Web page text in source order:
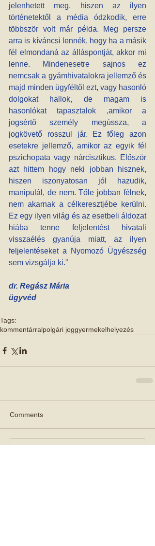
jelenhetett meg, hiszen az ilyen
történetektől a média ódzkodik, erre
többször volt már példa. Meg persze
arra is kíváncsi lennék, hogy ha a másik
fél elmondaná az álláspontját, akkor mi
lenne. Mindenesetre sajnos ez
nemcsak a gyámhivatalokra jellemző és
majd minden ügyféltől ezt, vagy hasonló
dolgokat hallok, de magam is
hasonlókat tapasztalok ,amikor a
jogsértő személy megússza, a
jogkövető rosszul jár. Ez főleg azon
esetekre jellemző, amikor az egyik fél
pszichopata vagy nárcisztikus. Először
azt hittem hogy neki jobban hisznek,
hiszen iszonyatosan jól hazudik,
manipulál, de nem. Tőle jobban félnek,
nem akarnak a célkeresztjébe kerülni.
Ez egy ilyen világ és az esetbeli áldozat
hiába tenne feljelentést hivatali
visszaélés gyanúja miatt, az ilyen
feljelentéseket a Nyomozó Ügyészség
sem vizsgálja ki.”
dr. Regász Mária
ügyvéd
Tags:
kommentárralpolgári joggyermekelhelyezés
Comments